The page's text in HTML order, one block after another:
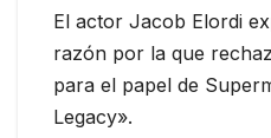
El actor Jacob Elordi
razón por la que
para el papel de
Legacy».